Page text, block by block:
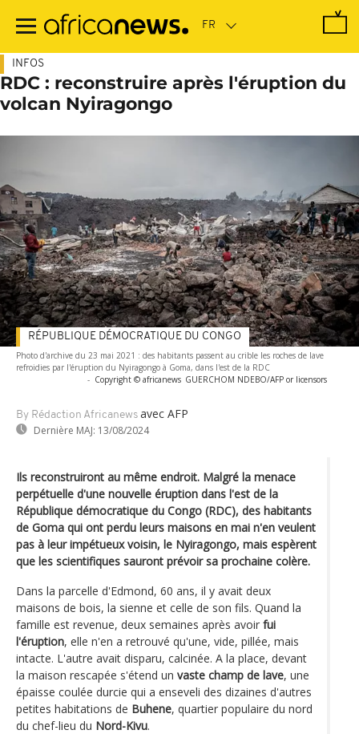
contenu
INFOS
RDC : reconstruire après l'éruption du
volcan Nyiragongo
Photo d'archive du 23 mai 2021 : des habitants passent au crible les roches de lave
refroidies par l'éruption du Nyiragongo à Goma, dans l'est de la RDC
- Copyright © africanews GUERCHOM NDEBO/AFP or licensors
By Rédaction Africanews avec AFP
Dernière MAJ: 13/08/2024
RÉPUBLIQUE DÉMOCRATIQUE DU CONGO
Ils reconstruiront au même endroit. Malgré la menace
perpétuelle d'une nouvelle éruption dans l'est de la
République démocratique du Congo (RDC), des habitants
de Goma qui ont perdu leurs maisons en mai n'en veulent
pas à leur impétueux voisin, le Nyiragongo, mais espèrent
que les scientifiques sauront prévoir sa prochaine colère.
Dans la parcelle d'Edmond, 60 ans, il y avait deux
maisons de bois, la sienne et celle de son fils. Quand la
famille est revenue, deux semaines après avoir fui
l'éruption, elle n'en a retrouvé qu'une, vide, pillée, mais
intacte. L'autre avait disparu, calcinée. A la place, devant
la maison rescapée s'étend un vaste champ de lave, une
épaisse coulée durcie qui a enseveli des dizaines d'autres
petites habitations de Buhene, quartier populaire du nord
du chef-lieu du Nord-Kivu.